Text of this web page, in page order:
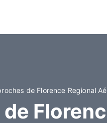
de Florence Regional